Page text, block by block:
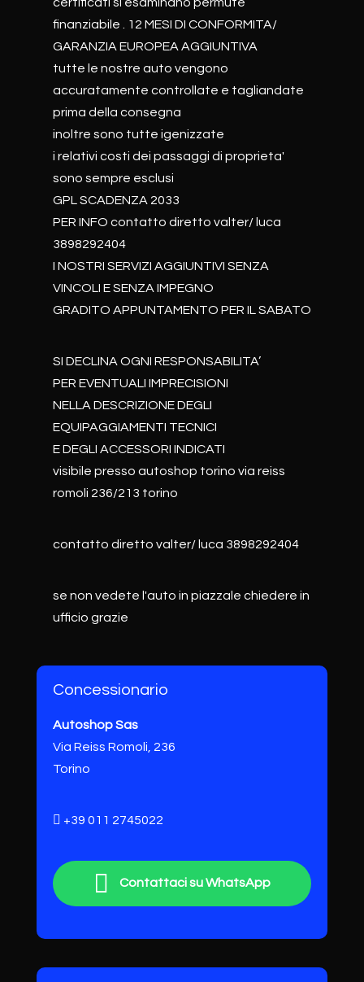
finanziabile . 12 MESI DI CONFORMITA/
GARANZIA EUROPEA AGGIUNTIVA
tutte le nostre auto vengono
accuratamente controllate e tagliandate
prima della consegna
inoltre sono tutte igenizzate
i relativi costi dei passaggi di proprieta'
sono sempre esclusi
GPL SCADENZA 2033
PER INFO contatto diretto valter/ luca
3898292404
I NOSTRI SERVIZI AGGIUNTIVI SENZA
VINCOLI E SENZA IMPEGNO
GRADITO APPUNTAMENTO PER IL SABATO
SI DECLINA OGNI RESPONSABILITA’
PER EVENTUALI IMPRECISIONI
NELLA DESCRIZIONE DEGLI
EQUIPAGGIAMENTI TECNICI
E DEGLI ACCESSORI INDICATI
visibile presso autoshop torino via reiss
romoli 236/213 torino
contatto diretto valter/ luca 3898292404
se non vedete l'auto in piazzale chiedere in
ufficio grazie
Concessionario
Autoshop Sas
Via Reiss Romoli, 236
Torino
+39 011 2745022
Contattaci su WhatsApp